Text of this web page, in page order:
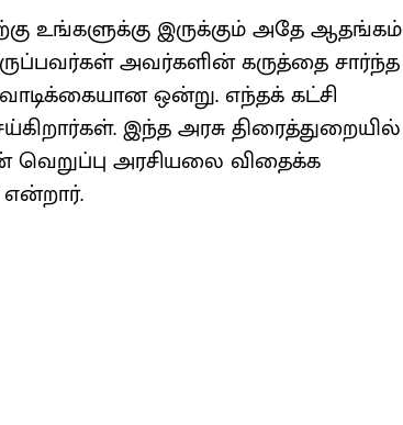
உங்களுக்கு இருக்கும் அதே ஆதங்கம்
அவர்களின் கருத்தை சார்ந்த
வாடிக்கையான ஒன்று. எந்தக் கட்சி
இந்த அரசு திரைத்துறையில்
வெறுப்பு அரசியலை விதைக்க